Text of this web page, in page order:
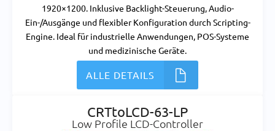
1920×1200. Inklusive Backlight-Steuerung, Audio-
Ein-/Ausgänge und flexibler Konfiguration durch Scripting-
Engine. Ideal für industrielle Anwendungen, POS-Systeme
und medizinische Geräte.
ALLE DETAILS
CRTtoLCD-63-LP
Low Profile LCD-Controller